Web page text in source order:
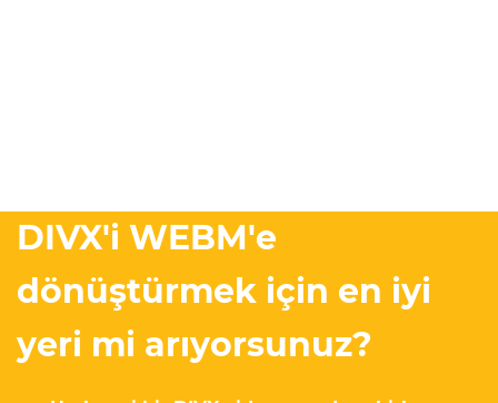
DIVX'i WEBM'e
dönüştürmek için en iyi
yeri mi arıyorsunuz?